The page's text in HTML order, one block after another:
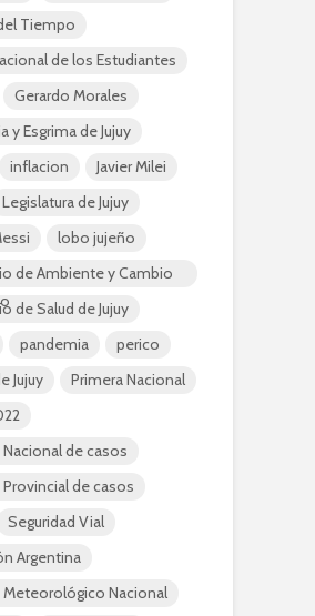
Tiempo
de los Estudiantes
Gerardo Morales
y Esgrima de Jujuy
inflacion
Javier Milei
Legislatura de Jujuy
lobo jujeño
de Ambiente y Cambio
de Salud de Jujuy
pandemia
perico
Jujuy
Primera Nacional
de casos
de casos
Seguridad Vial
Argentina
Meteorológico Nacional